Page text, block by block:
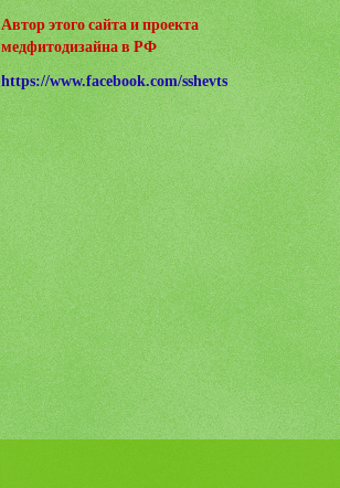
Автор этого сайта и проекта
медфитодизайна в РФ
https://www.facebook.com/sshevts